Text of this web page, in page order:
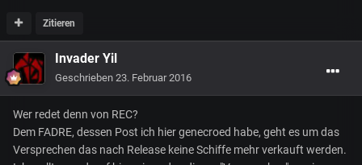
Zitieren
Invader Yil
Geschrieben 23. Februar 2016
Wer redet denn von REC?
Dem FADRE, dessen Post ich hier genecroed habe, geht es um das
Versprechen das nach Release keine Schiffe mehr verkauft werden.